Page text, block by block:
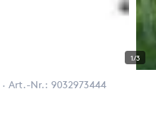
1/3
Art.-Nr.: 9032973444